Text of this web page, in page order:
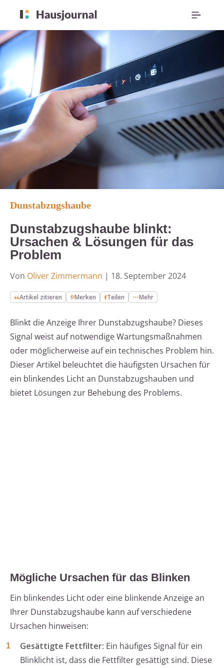
Dunstabzugshaube
Dunstabzugshaube blinkt:
Ursachen & Lösungen für das
Problem
Von Oliver Zimmermann | 18. September 2024
Artikel zitieren Merken Teilen Mehr
Blinkt die Anzeige Ihrer Dunstabzugshaube? Dieses
Signal weist auf notwendige Wartungsmaßnahmen
oder möglicherweise auf ein technisches Problem hin.
Dieser Artikel beleuchtet die häufigsten Ursachen für
ein blinkendes Licht an Dunstabzugshauben und
bietet Lösungen zur Behebung des Problems.
Mögliche Ursachen für das Blinken
Ein blinkendes Licht oder eine blinkende Anzeige an
Ihrer Dunstabzugshaube kann auf verschiedene
Ursachen hinweisen:
Gesättigte Fettfilter: Ein häufiges Signal für ein
Blinklicht ist, dass die Fettfilter gesättigt sind. Diese